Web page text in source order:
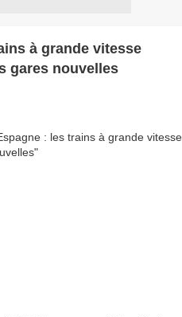
à grande vitesse
gares nouvelles